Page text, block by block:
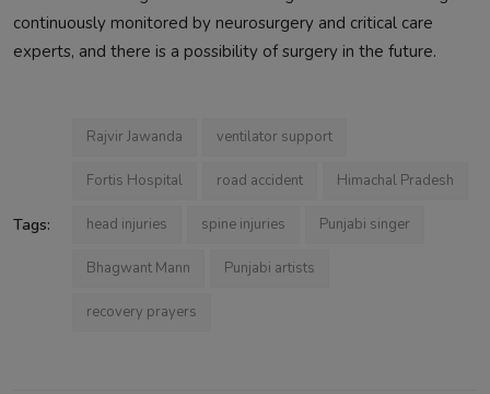
continuously monitored by neurosurgery and critical care
experts, and there is a possibility of surgery in the future.
Tags:
Rajvir Jawanda ventilator support
Fortis Hospital road accident Himachal Pradesh
head injuries spine injuries Punjabi singer
Bhagwant Mann Punjabi artists
recovery prayers